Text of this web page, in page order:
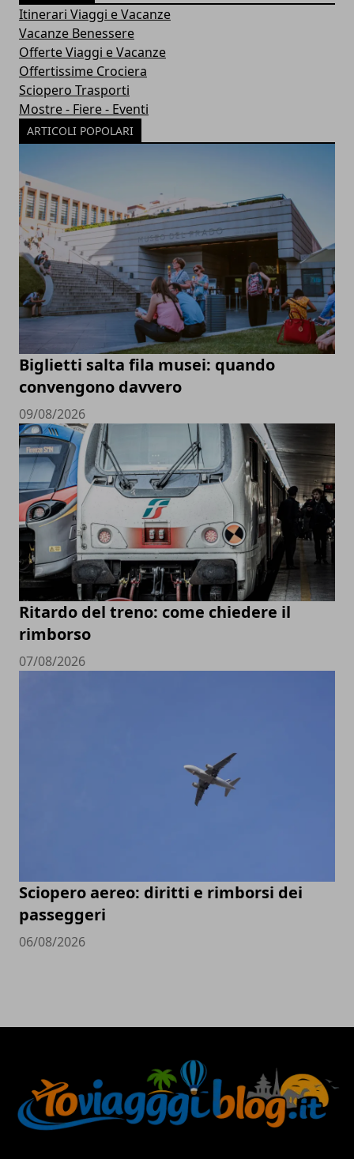
Itinerari Viaggi e Vacanze
Vacanze Benessere
Offerte Viaggi e Vacanze
Offertissime Crociera
Sciopero Trasporti
Mostre - Fiere - Eventi
ARTICOLI POPOLARI
Biglietti salta fila musei: quando
convengono davvero
09/08/2026
Ritardo del treno: come chiedere il
rimborso
07/08/2026
Sciopero aereo: diritti e rimborsi dei
passeggeri
06/08/2026